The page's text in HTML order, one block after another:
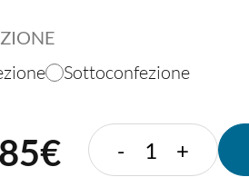
Sottoconfezione
€
-
BICCHIERE
+